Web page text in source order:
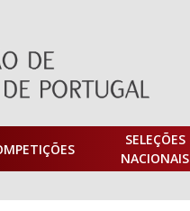
SELEÇÕES
NACIONAIS